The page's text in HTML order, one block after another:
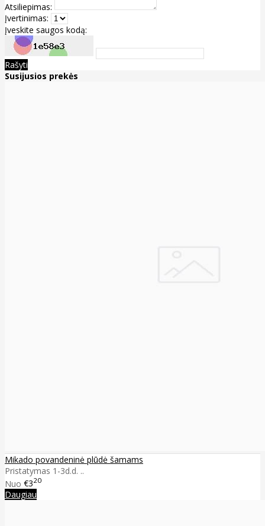
Atsiliepimas:
Įvertinimas:
Įveskite saugos kodą:
Rašyti
Susijusios prekės
Mikado povandeninė plūdė šamams
Pristatymas 1-3d.d. ..
Nuo €320
Daugiau